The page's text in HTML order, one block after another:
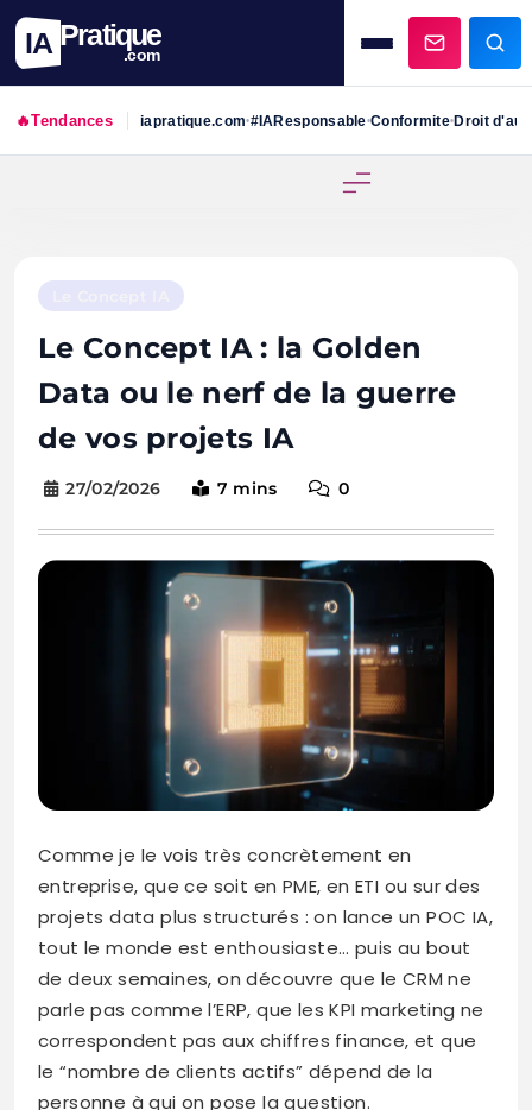
IA Pratique
.com
🔥Tendances iapratique.com•#IAResponsable•Conformite•Droit
Le Concept IA : la Golden
Data ou le nerf de la guerre
de vos projets IA
27/02/2026 7 mins 0
Comme je le vois très concrètement en
entreprise, que ce soit en PME, en ETI ou sur des
projets data plus structurés : on lance un POC IA,
tout le monde est enthousiaste… puis au bout
de deux semaines, on découvre que le CRM ne
parle pas comme l’ERP, que les KPI marketing ne
correspondent pas aux chiffres finance, et que
le “nombre de clients actifs” dépend de la
personne à qui on pose la question.